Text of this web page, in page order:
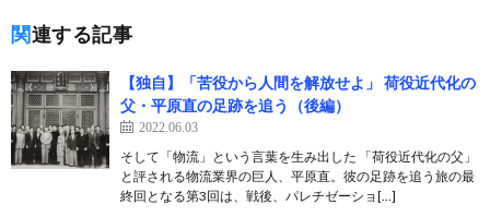
関連する記事
【独自】「苦役から人間を解放せよ」 荷役近代化の
父・平原直の足跡を追う（後編）
2022.06.03
そして「物流」という言葉を生み出した 「荷役近代化の父」
と評される物流業界の巨人、平原直。彼の足跡を追う旅の最
終回となる第3回は、戦後、パレチゼーショ[…]